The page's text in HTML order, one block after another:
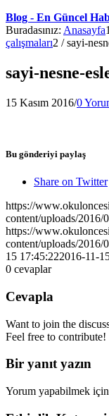
Blog - En Güncel
Buradasınız: Anasayfa1
çalışmaları2 / sayi-
sayi-nesne-
15 Kasım 2016/0
Bu gönderiyi paylaş
Share on Twitter
https://
content/uploads/2016/
https://
content/uploads/2016/
15 17:45:222016-11-
0 cevaplar
Cevapla
Want to join the
Feel free to contribute!
Bir yanıt yazın
Yorum yapabilmek için